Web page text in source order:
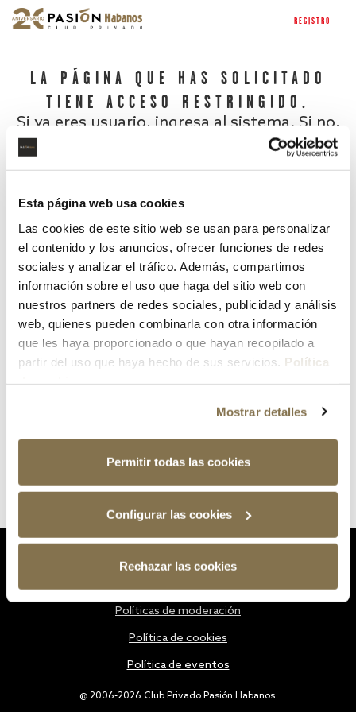
Esta página web usa cookies
Las cookies de este sitio web se usan para personalizar
el contenido y los anuncios, ofrecer funciones de redes
sociales y analizar el tráfico. Además, compartimos
información sobre el uso que haga del sitio web con
nuestros partners de redes sociales, publicidad y análisis
web, quienes pueden combinarla con otra información
que les haya proporcionado o que hayan recopilado a
partir del uso que haya hecho de sus servicios. Política
Mostrar detalles
Permitir todas las cookies
Configurar las cookies
Rechazar las cookies
REGISTRO
LA PÁGINA QUE HAS SOLICITADO
TIENE ACCESO RESTRINGIDO.
Si ya eres usuario, ingresa al sistema. Si no,
¿Has olvidado tu contraseña?
@ 2006-2026 Club Privado Pasión Habanos.
Políticas de moderación
Política de cookies
Política de eventos